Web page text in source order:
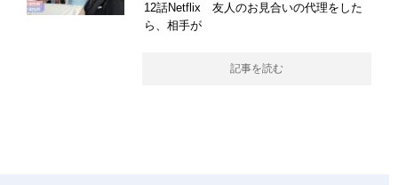
12話Netflix 友人のお見合いの代理をした
ら、相手が
記事を読む